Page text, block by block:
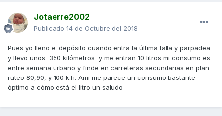
Jotaerre2002
Publicado 14 de Octubre del 2018
Pues yo lleno el depósito cuando entra la última talla y parpadea
y llevo unos 350 kilómetros y me entran 10 litros mi consumo es
entre semana urbano y finde en carreteras secundarias en plan
ruteo 80,90, y 100 k.h. Ami me parece un consumo bastante
óptimo a cómo está el litro un saludo